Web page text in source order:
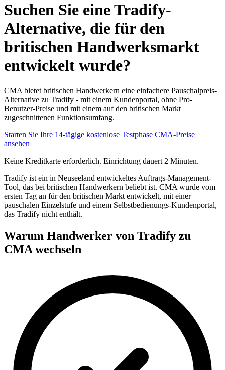
Suchen Sie eine Tradify-
Alternative, die für den
britischen Handwerksmarkt
entwickelt wurde?
CMA bietet britischen Handwerkern eine einfachere Pauschalpreis-
Alternative zu Tradify - mit einem Kundenportal, ohne Pro-
Benutzer-Preise und mit einem auf den britischen Markt
zugeschnittenen Funktionsumfang.
Starten Sie Ihre 14-tägige kostenlose Testphase CMA-Preise
ansehen
Keine Kreditkarte erforderlich. Einrichtung dauert 2 Minuten.
Tradify ist ein in Neuseeland entwickeltes Auftrags-Management-
Tool, das bei britischen Handwerkern beliebt ist. CMA wurde vom
ersten Tag an für den britischen Markt entwickelt, mit einer
pauschalen Einzelstufe und einem Selbstbedienungs-Kundenportal,
das Tradify nicht enthält.
Warum Handwerker von Tradify zu
CMA wechseln